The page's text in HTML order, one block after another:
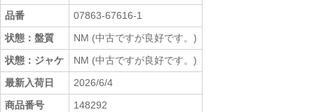
品番
07863-67616-1
状態：盤質
NM (中古ですが良好です。)
状態：ジャケ
NM (中古ですが良好です。)
最新入荷日
2026/6/4
商品番号
148292